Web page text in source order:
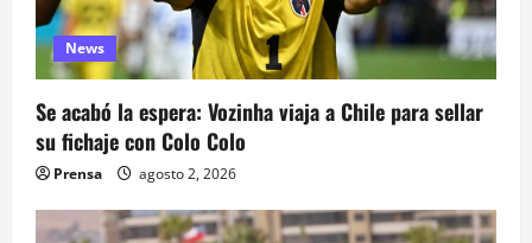
News
Se acabó la espera: Vozinha viaja a Chile para sellar
su fichaje con Colo Colo
Prensa agosto 2, 2026